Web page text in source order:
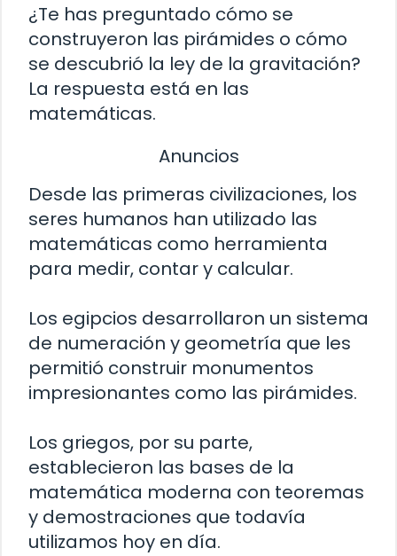
¿Te has preguntado cómo se
construyeron las pirámides o cómo
se descubrió la ley de la gravitación?
La respuesta está en las
matemáticas.
Anuncios
Desde las primeras civilizaciones, los
seres humanos han utilizado las
matemáticas como herramienta
para medir, contar y calcular.
Los egipcios desarrollaron un sistema
de numeración y geometría que les
permitió construir monumentos
impresionantes como las pirámides.
Los griegos, por su parte,
establecieron las bases de la
matemática moderna con teoremas
y demostraciones que todavía
utilizamos hoy en día.